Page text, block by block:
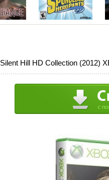
Silent Hill HD Collection (2012)